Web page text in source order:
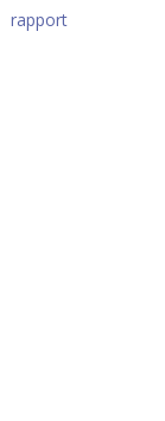
rapport